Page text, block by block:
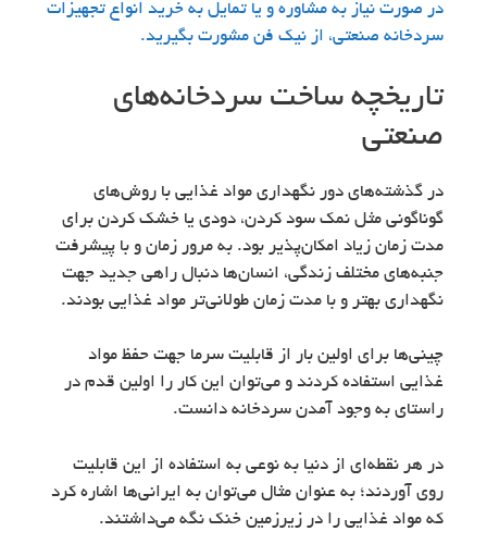
در صورت نیاز به مشاوره و یا تمایل به خرید انواع تجهیزات
سردخانه صنعتی، از نیک فن مشورت بگیرید.
تاریخچه ساخت سردخانه‌های
صنعتی
در گذشته‌های دور نگهداری مواد غذایی با روش‌های
گوناگونی مثل نمک‌ سود کردن، دودی یا خشک کردن برای
مدت زمان زیاد امکان‌پذیر بود. به مرور زمان و با پیشرفت
جنبه‌های مختلف زندگی، انسان‌ها دنبال راهی جدید جهت
نگهداری بهتر و با مدت زمان طولانی‌تر مواد غذایی بودند.
چینی‌ها برای اولین بار از قابلیت سرما جهت حفظ مواد
غذایی استفاده کردند و می‌توان این کار را اولین قدم در
راستای به وجود آمدن سردخانه دانست.
در هر نقطه‌ای از دنیا به نوعی به استفاده از این قابلیت
روی آوردند؛ به عنوان مثال می‌توان به ایرانی‌ها اشاره کرد
که مواد غذایی را در زیرزمین خنک نگه می‌داشتند.